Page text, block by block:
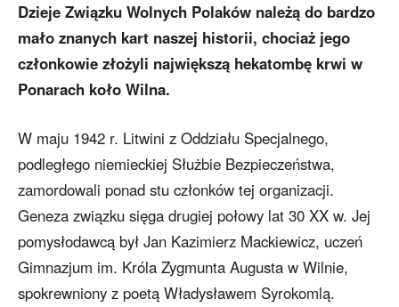
Dzieje Związku Wolnych Polaków należą do bardzo
mało znanych kart naszej historii, chociaż jego
członkowie złożyli największą hekatombę krwi w
Ponarach koło Wilna.
W maju 1942 r. Litwini z Oddziału Specjalnego,
podległego niemieckiej Służbie Bezpieczeństwa,
zamordowali ponad stu członków tej organizacji.
Geneza związku sięga drugiej połowy lat 30 XX w. Jej
pomysłodawcą był Jan Kazimierz Mackiewicz, uczeń
Gimnazjum im. Króla Zygmunta Augusta w Wilnie,
spokrewniony z poetą Władysławem Syrokomlą.